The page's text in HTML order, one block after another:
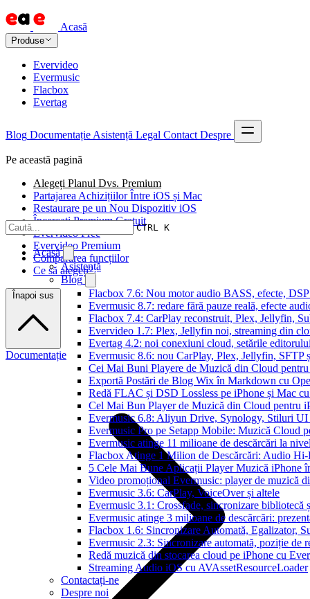
Acasă
Produse
Evervideo
Evermusic
Flacbox
Evertag
Blog Documentație Asistență Legal Contact Despre
CTRL K
Acasă
Asistență
Blog
Flacbox 7.6: Nou motor audio BASS, efecte,
Evermusic 8.7: redare fără pauze reală, efecte
Flacbox 7.4: CarPlay reconstruit, Plex, Jellyfin,
Evervideo 1.7: Plex, Jellyfin noi, streaming din
Evertag 4.2: noi conexiuni cloud, setările
Evermusic 8.6: nou CarPlay, Plex, Jellyfin, SFTP
Cei Mai Buni Playere de Muzică din Cloud
Exportă Postări de Blog Wix în Markdown cu
Redă FLAC și DSD Lossless pe iPhone și Mac
Cel Mai Bun Player de Muzică din Cloud pentru
Evermusic 6.8: Aliyun Drive, Synology, Stiluri
Evermusic Pro pe Setapp Mobile: Muzică Cloud
Evermusic atinge 11 milioane de descărcări la
Flacbox Atinge 1 Milion de Descărcări: Audio Hi-
5 Cele Mai Bune Aplicații Player Muzică iPhone
Video promoțional Evermusic: player de muzică
Evermusic 3.6: CarPlay, VoiceOver și altele
Evermusic 3.1: Crossfade, sincronizare bibliotecă
Evermusic atinge 3 milioane de descărcări:
Flacbox 1.6: Sincronizare Automată, Egalizator,
Evermusic 2.3: Sincronizare automată, poziție de
Redă muzică din stocarea cloud pe iPhone cu
Streaming Audio iOS cu AVAssetResourceLoader
Contactați-ne
Despre noi
Pe această pagină
Alegeți Planul Dvs. Premium
Partajarea Achizițiilor Între iOS și Mac
Restaurare pe un Nou Dispozitiv iOS
Încercați Premium Gratuit
Evervideo Free
Evervideo Premium
Compararea funcțiilor
Ce să alegeți?
Înapoi sus
Documentație